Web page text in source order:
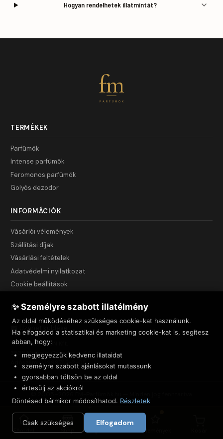
Hogyan rendelhetek illatmintát?
fm
PARFÜMÖK
TERMÉKEK
Parfümök
Intense parfümök
Feromonos parfümök
Golyós dezodor
INFORMÁCIÓK
Vásárlói vélemények
Szállítási díjak
Vásárlási feltételek
Adatvédelmi nyilatkozat
Cookie beállítások
KAPCSOLAT
Üzenet küldése
NET INNOVATION Kft.
3535 Miskolc, Csendes u. 44.
Adószám: 23999743-2-05
© 2005–2026 FM-Parfümök.hu — Minden jog fenntartva
✨ Személyre szabott illatélmény
Az oldal működéséhez szükséges cookie-kat használunk.
Ha elfogadod a statisztikai és marketing cookie-kat is, segítesz
abban, hogy:
megjegyezzük kedvenc illataidat
személyre szabott ajánlásokat mutassunk
gyorsabban töltsön be az oldal
értesülj az akciókról
Döntésed bármikor módosíthatod. Részletek
Csak szükséges Elfogadom
Főoldal Shop Vélemények